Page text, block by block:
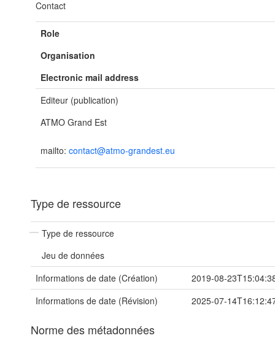
Contact
Role
Organisation
Electronic mail address
Editeur (publication)
ATMO Grand Est
mailto: contact@atmo-grandest.eu
Type de ressource
Type de ressource
Jeu de données
Informations de date (Création)
2019-08-
Informations de date (Révision)
2025-07-
Norme des métadonnées